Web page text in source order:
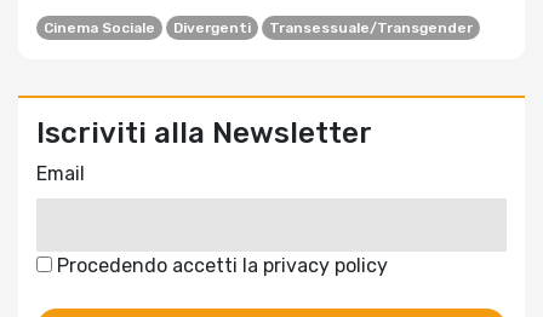
Cinema Sociale Divergenti Transessuale/transgender
Iscriviti alla Newsletter
Email
Procedendo accetti la privacy policy